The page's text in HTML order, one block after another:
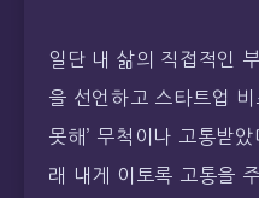
일단 내 삶의 직접적인
을 선언하고 스타트업 비
못해’ 무척이나 고통받
래 내게 이토록 고통을